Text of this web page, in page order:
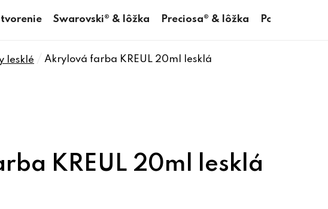
Swarovski® & lôžka Preciosa® & lôžka Pomôcky
lesklé
Akrylová farba KREUL 20ml lesklá
KREUL 20ml lesklá